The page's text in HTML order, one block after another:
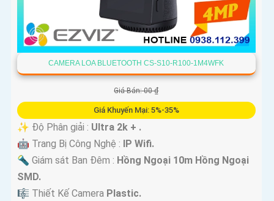
CAMERA LOA BLUETOOTH CS-S10-R100-1M4WFK
Giá Bán: 00 ₫
Giá Khuyến Mại: 5%-35%
✨ Độ Phân giải : Ultra 2k + .
🤖️ Trang Bị Công Nghệ : IP Wifi.
🔦 Giám sát Ban Đêm : Hồng Ngoại 10m Hồng Ngoại
SMD.
🎼️ Thiết Kế Camera Plastic.